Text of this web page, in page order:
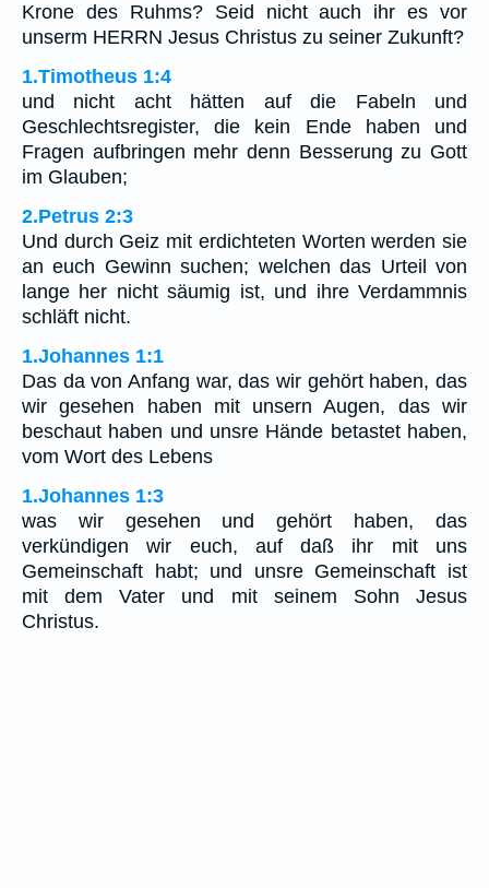
Krone des Ruhms? Seid nicht auch ihr es vor
unserm HERRN Jesus Christus zu seiner Zukunft?
1.Timotheus 1:4
und nicht acht hätten auf die Fabeln und
Geschlechtsregister, die kein Ende haben und
Fragen aufbringen mehr denn Besserung zu Gott
im Glauben;
2.Petrus 2:3
Und durch Geiz mit erdichteten Worten werden sie
an euch Gewinn suchen; welchen das Urteil von
lange her nicht säumig ist, und ihre Verdammnis
schläft nicht.
1.Johannes 1:1
Das da von Anfang war, das wir gehört haben, das
wir gesehen haben mit unsern Augen, das wir
beschaut haben und unsre Hände betastet haben,
vom Wort des Lebens
1.Johannes 1:3
was wir gesehen und gehört haben, das
verkündigen wir euch, auf daß ihr mit uns
Gemeinschaft habt; und unsre Gemeinschaft ist
mit dem Vater und mit seinem Sohn Jesus
Christus.